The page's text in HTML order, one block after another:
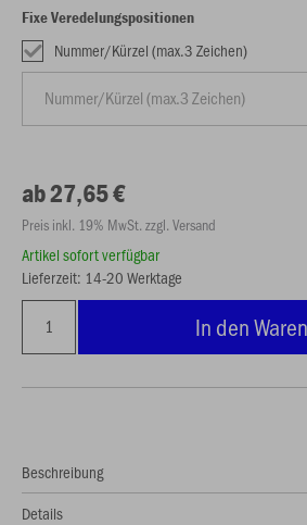
Fixe Veredelungspositionen
Nummer/Kürzel (max.3 Zeichen)
ab 27,65 €
Preis inkl. 19% MwSt. zzgl. Versand
Artikel sofort verfügbar
Lieferzeit: 14-20 Werktage
In den
Beschreibung
Details